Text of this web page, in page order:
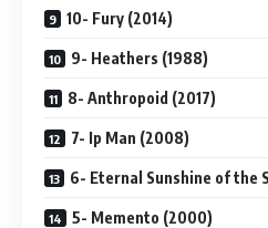
10- Fury (2014)
9- Heathers (1988)
8- Anthropoid (2017)
7- Ip Man (2008)
6- Eternal Sunshine of the
5- Memento (2000)